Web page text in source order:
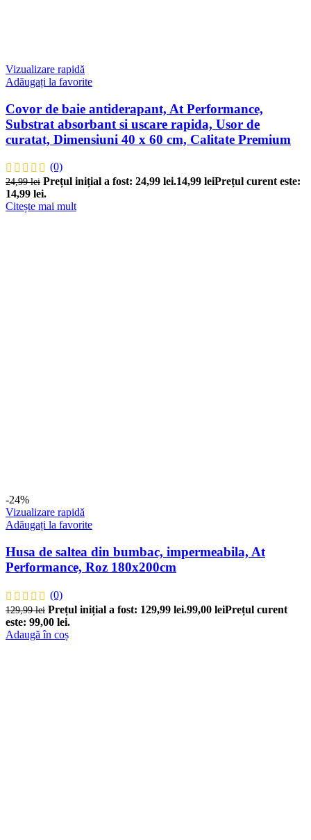
Vizualizare rapidă
Adăugați la favorite
Covor de baie antiderapant, At Performance,
Substrat absorbant si uscare rapida, Usor de
curatat, Dimensiuni 40 x 60 cm, Calitate Premium
(0)
24,99lei Prețul inițial a fost: 24,99 lei.14,99 leiPrețul curent este:
14,99 lei.
Citește mai mult
-24%
Vizualizare rapidă
Adăugați la favorite
Husa de saltea din bumbac, impermeabila, At
Performance, Roz 180x200cm
(0)
129,99lei Prețul inițial a fost: 129,99 lei.99,00 leiPrețul curent
este: 99,00 lei.
Adaugă în coș